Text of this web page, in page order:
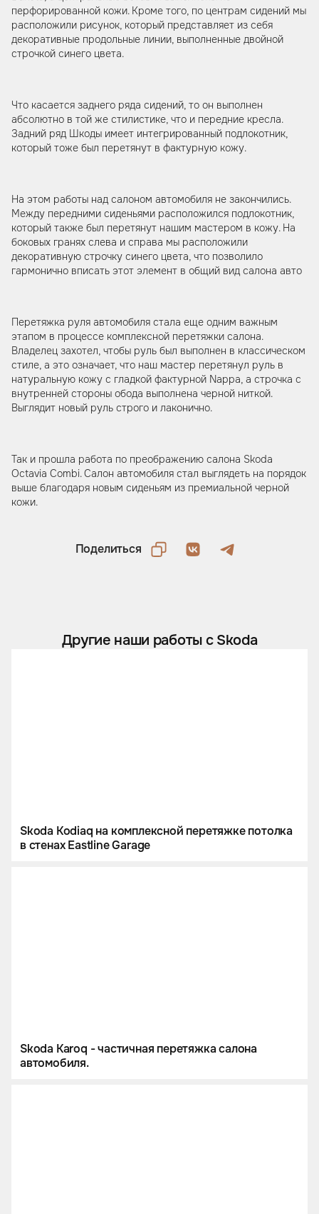
перфорированной кожи. Кроме того, по центрам сидений мы
расположили рисунок, который представляет из себя
декоративные продольные линии, выполненные двойной
строчкой синего цвета.
Что касается заднего ряда сидений, то он выполнен
абсолютно в той же стилистике, что и передние кресла.
Задний ряд Шкоды имеет интегрированный подлокотник,
который тоже был перетянут в фактурную кожу.
На этом работы над салоном автомобиля не закончились.
Между передними сиденьями расположился подлокотник,
который также был перетянут нашим мастером в кожу. На
боковых гранях слева и справа мы расположили
декоративную строчку синего цвета, что позволило
гармонично вписать этот элемент в общий вид салона авто
Перетяжка руля автомобиля стала еще одним важным
этапом в процессе комплексной перетяжки салона.
Владелец захотел, чтобы руль был выполнен в классическом
стиле, а это означает, что наш мастер перетянул руль в
натуральную кожу с гладкой фактурной Nappa, а строчка с
внутренней стороны обода выполнена черной ниткой.
Выглядит новый руль строго и лаконично.
Так и прошла работа по преображению салона Skoda
Octavia Combi. Салон автомобиля стал выглядеть на порядок
выше благодаря новым сиденьям из премиальной черной
кожи.
Поделиться
Другие наши работы с Skoda
Skoda Kodiaq на комплексной перетяжке потолка
в стенах Eastline Garage
Skoda Karoq - частичная перетяжка салона
автомобиля.